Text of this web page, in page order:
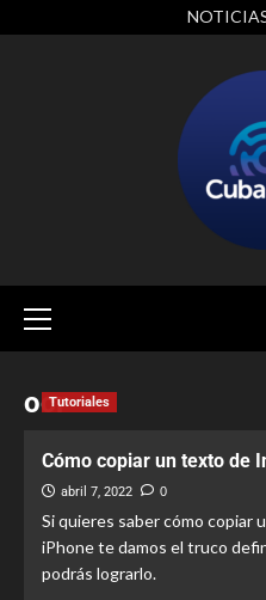
ocrTutoriales
Cómo copiar un texto de
abril 7, 2022 0
Si quieres saber cómo copiar
iPhone te damos el truco
podrás lograrlo.